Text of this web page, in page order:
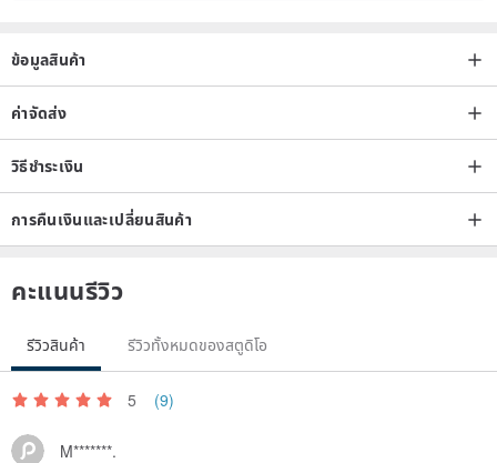
ข้อมูลสินค้า
ค่าจัดส่ง
วิธีชำระเงิน
การคืนเงินและเปลี่ยนสินค้า
คะแนนรีวิว
รีวิวสินค้า รีวิวทั้งหมดของสตูดิโอ
5 (9)
M*******.